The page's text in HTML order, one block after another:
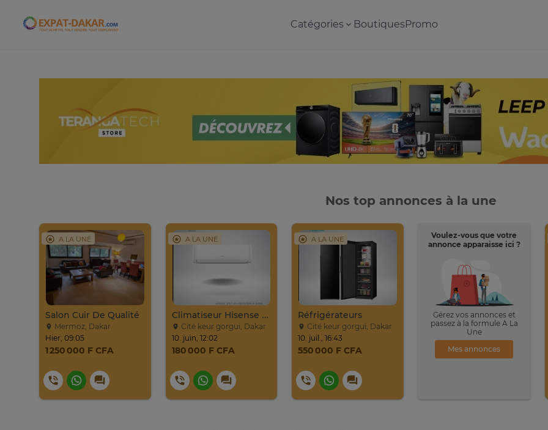
Expat-Dakar Catégories BoutiquesPromo
Nos top annonces à la une
A LA UNE
Salon Cuir De Qualité
Mermoz, Dakar
Hier, 09:05
1 250 000 F CFA
A LA UNE
Climatiseur Hisense Split AS-09CR
Cité keur gorgui, Dakar
10. juin, 12:02
180 000 F CFA
A LA UNE
Réfrigérateurs
Cité keur gorgui, Dakar
10. juil., 16:43
550 000 F CFA
Voulez-vous que votre
annonce apparaisse ici ?
Gérez vos annonces et
passez à la formule A La
Une
Mes annonces